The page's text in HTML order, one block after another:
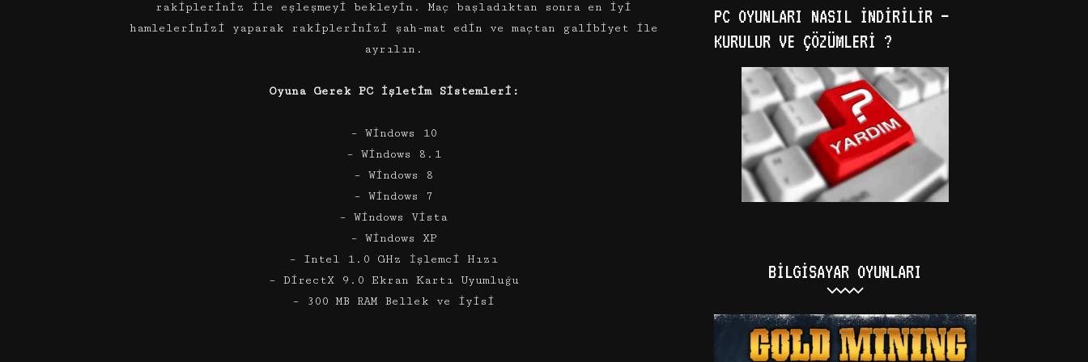
rakipleriniz ile eşleşmeyi bekleyin. Maç başladıktan sonra en iyi
hamlelerinizi yaparak rakiplerinizi şah-mat edin ve maçtan galibiyet ile
ayrılın.
Oyuna Gerek PC İşletim Sistemleri:
– Windows 10
– Windows 8.1
– Windows 8
– Windows 7
– Windows Vista
– Windows XP
– Intel 1.0 GHz İşlemci Hızı
– DirectX 9.0 Ekran Kartı Uyumluğu
– 300 MB RAM Bellek ve iyisi
PC OYUNLARI NASIL İNDIRILIR –
KURULUR VE ÇÖZÜMLERI ?
BILGISAYAR OYUNLARI